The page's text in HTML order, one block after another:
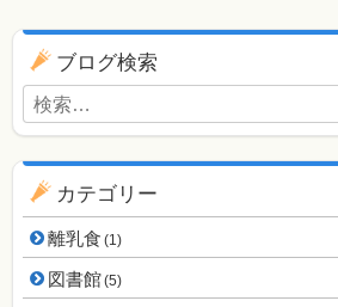
ブログ用ナビゲーション
ブログ検索
検索:
カテゴリー
離乳食 (1)
図書館(5)